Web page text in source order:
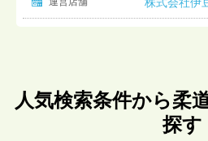
人気検索条件から柔
探す